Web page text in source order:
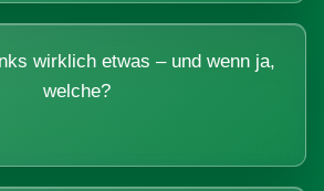
wirklich etwas – und wenn ja,
welche?